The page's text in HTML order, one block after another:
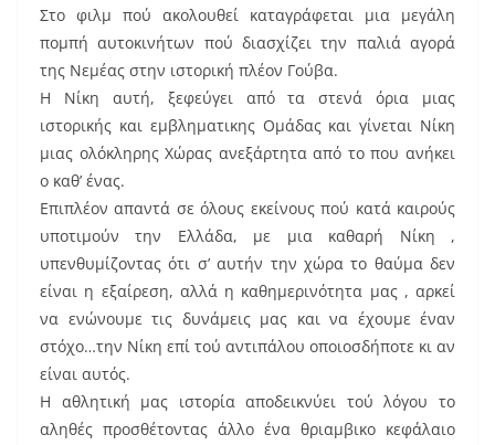
Στο φιλμ πού ακολουθεί καταγράφεται μια μεγάλη
πομπή αυτοκινήτων πού διασχίζει την παλιά αγορά
της Νεμέας στην ιστορική πλέον Γούβα.
Η Νίκη αυτή, ξεφεύγει από τα στενά όρια μιας
ιστορικής και εμβληματικης Ομάδας και γίνεται Νίκη
μιας ολόκληρης Χώρας ανεξάρτητα από το που ανήκει
ο καθ’ ένας.
Επιπλέον απαντά σε όλους εκείνους πού κατά καιρούς
υποτιμούν την Ελλάδα, με μια καθαρή Νίκη ,
υπενθυμίζοντας ότι σ’ αυτήν την χώρα το θαύμα δεν
είναι η εξαίρεση, αλλά η καθημερινότητα μας , αρκεί
να ενώνουμε τις δυνάμεις μας και να έχουμε έναν
στόχο…την Νίκη επί τού αντιπάλου οποιοσδήποτε κι αν
είναι αυτός.
Η αθλητική μας ιστορία αποδεικνύει τού λόγου το
αληθές προσθέτοντας άλλο ένα θριαμβικο κεφάλαιο